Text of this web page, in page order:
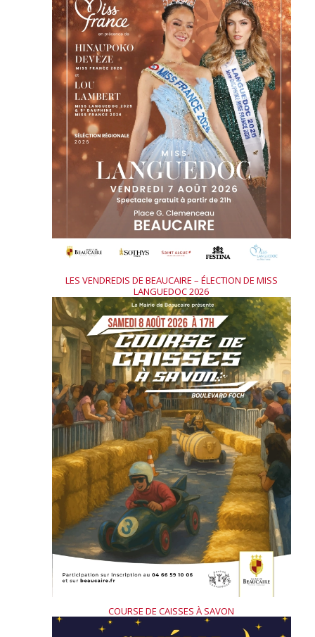
LES VENDREDIS DE BEAUCAIRE – ÉLECTION DE MISS
LANGUEDOC 2026
COURSE DE CAISSES À SAVON